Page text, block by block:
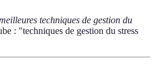
techniques de gestion du
: "techniques de gestion du stress